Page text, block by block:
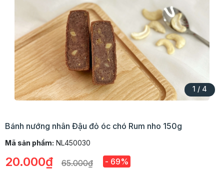
1 / 4
Bánh nướng nhân Đậu đỏ óc chó Rum nho 150g
Mã sản phẩm: NL450030
20.000₫ 65.000₫ - 69%